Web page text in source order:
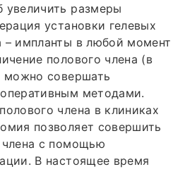
увеличить размеры
установки гелевых
– импланты в любой момент
полового члена (в
можно совершать
методами.
члена в клиниках
позволяет совершить
члена с помощью
В настоящее время